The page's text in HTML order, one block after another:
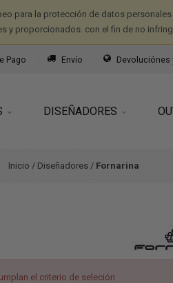
para la protección de datos personales
proporcionados. con el fin de no
Pago Envío
DISEÑADORES
Inicio / Diseñadores / Fornarina
el criterio de seleción